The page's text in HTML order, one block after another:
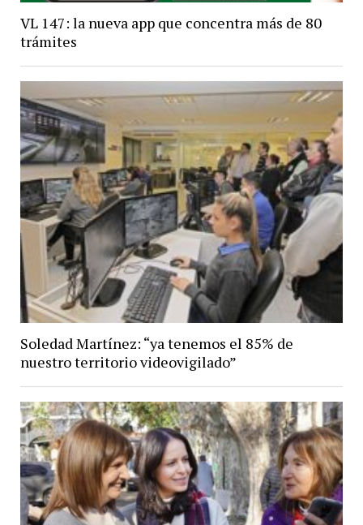
VL 147: la nueva app que concentra más de 80
trámites
Soledad Martínez: “ya tenemos el 85% de
nuestro territorio videovigilado”